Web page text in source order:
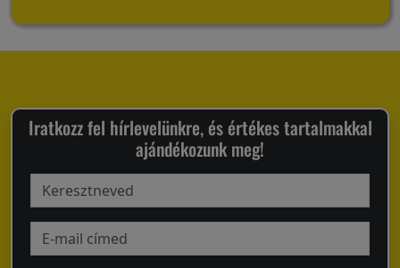
Iratkozz fel hírlevelünkre, és értékes tartalmakkal
ajándékozunk meg!